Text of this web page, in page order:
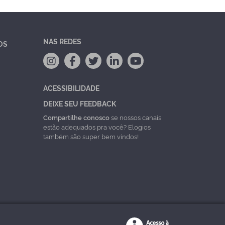
NAS REDES
ACESSIBILIDADE
DEIXE SEU FEEDBACK
Compartilhe conoscose nossos canais
estão adequados pra você? Elogios
também são super bem vindos!